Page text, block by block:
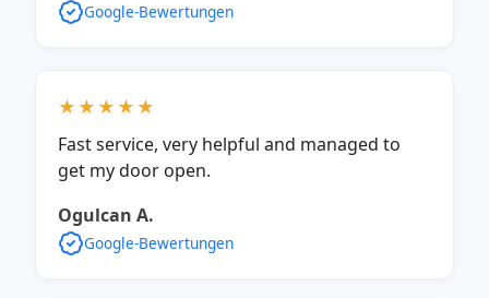
Google-Bewertungen
★★★★★
Fast service, very helpful and managed to
get my door open.
Ogulcan A.
Google-Bewertungen